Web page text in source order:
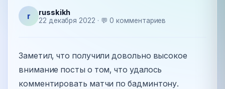
r russkikh
22 декабря 2022 · 💬 0 комментариев
Заметил, что получили довольно высокое
внимание посты о том, что удалось
комментировать матчи по бадминтону.